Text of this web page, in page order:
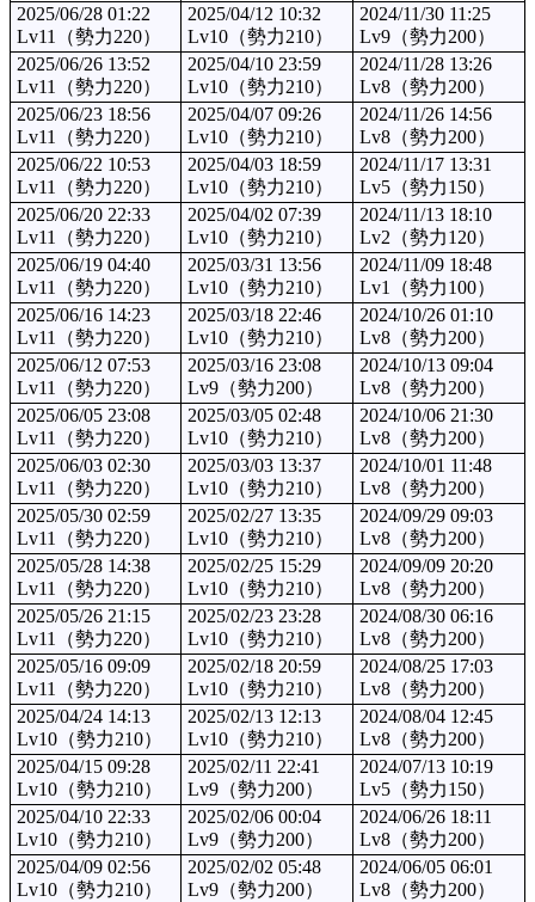
2025/06/28 01:22
Lv11（勢力220）
2025/04/12 10:32
Lv10（勢力210）
2024/11/30 11:25
Lv9（勢力200）
2025/06/26 13:52
Lv11（勢力220）
2025/04/10 23:59
Lv10（勢力210）
2024/11/28 13:26
Lv8（勢力200）
2025/06/23 18:56
Lv11（勢力220）
2025/04/07 09:26
Lv10（勢力210）
2024/11/26 14:56
Lv8（勢力200）
2025/06/22 10:53
Lv11（勢力220）
2025/04/03 18:59
Lv10（勢力210）
2024/11/17 13:31
Lv5（勢力150）
2025/06/20 22:33
Lv11（勢力220）
2025/04/02 07:39
Lv10（勢力210）
2024/11/13 18:10
Lv2（勢力120）
2025/06/19 04:40
Lv11（勢力220）
2025/03/31 13:56
Lv10（勢力210）
2024/11/09 18:48
Lv1（勢力100）
2025/06/16 14:23
Lv11（勢力220）
2025/03/18 22:46
Lv10（勢力210）
2024/10/26 01:10
Lv8（勢力200）
2025/06/12 07:53
Lv11（勢力220）
2025/03/16 23:08
Lv9（勢力200）
2024/10/13 09:04
Lv8（勢力200）
2025/06/05 23:08
Lv11（勢力220）
2025/03/05 02:48
Lv10（勢力210）
2024/10/06 21:30
Lv8（勢力200）
2025/06/03 02:30
Lv11（勢力220）
2025/03/03 13:37
Lv10（勢力210）
2024/10/01 11:48
Lv8（勢力200）
2025/05/30 02:59
Lv11（勢力220）
2025/02/27 13:35
Lv10（勢力210）
2024/09/29 09:03
Lv8（勢力200）
2025/05/28 14:38
Lv11（勢力220）
2025/02/25 15:29
Lv10（勢力210）
2024/09/09 20:20
Lv8（勢力200）
2025/05/26 21:15
Lv11（勢力220）
2025/02/23 23:28
Lv10（勢力210）
2024/08/30 06:16
Lv8（勢力200）
2025/05/16 09:09
Lv11（勢力220）
2025/02/18 20:59
Lv10（勢力210）
2024/08/25 17:03
Lv8（勢力200）
2025/04/24 14:13
Lv10（勢力210）
2025/02/13 12:13
Lv10（勢力210）
2024/08/04 12:45
Lv8（勢力200）
2025/04/15 09:28
Lv10（勢力210）
2025/02/11 22:41
Lv9（勢力200）
2024/07/13 10:19
Lv5（勢力150）
2025/04/10 22:33
Lv10（勢力210）
2025/02/06 00:04
Lv9（勢力200）
2024/06/26 18:11
Lv8（勢力200）
2025/04/09 02:56
Lv10（勢力210）
2025/02/02 05:48
Lv9（勢力200）
2024/06/05 06:01
Lv8（勢力200）